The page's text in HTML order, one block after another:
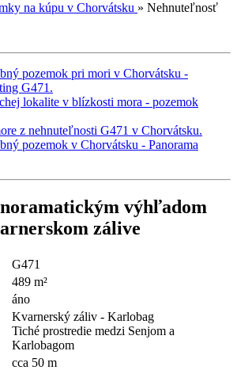
na kúpu v Chorvátsku » Nehnuteľnosť
výhľadom
zálive
G471
489 m²
áno
Kvarnerský záliv - Karlobag
Tiché prostredie medzi Senjom a
Karlobagom
cca 50 m